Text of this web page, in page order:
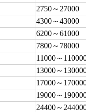
2750～27000
4300～43000
6200～61000
7800～78000
11000～
13000～
17000～
19000～
24400～